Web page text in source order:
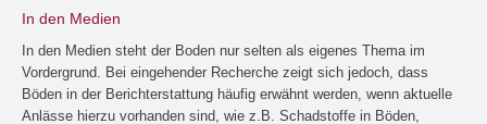
In den Medien
In den Medien steht der Boden nur selten als eigenes Thema im
Vordergrund. Bei eingehender Recherche zeigt sich jedoch, dass
Böden in der Berichterstattung häufig erwähnt werden, wenn aktuelle
Anlässe hierzu vorhanden sind, wie z.B. Schadstoffe in Böden,